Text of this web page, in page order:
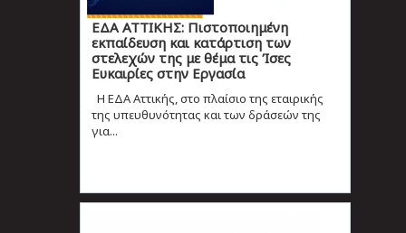
ΕΔΑ ΑΤΤΙΚΗΣ: Πιστοποιημένη
εκπαίδευση και κατάρτιση των
στελεχών της με θέμα τις Ίσες
Ευκαιρίες στην Εργασία
Η ΕΔΑ Αττικής, στο πλαίσιο της εταιρικής
της υπευθυνότητας και των δράσεών της
για...